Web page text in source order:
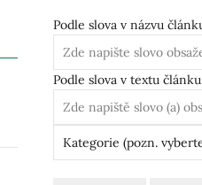
Podle slova v názvu
Podle slova v textu článku